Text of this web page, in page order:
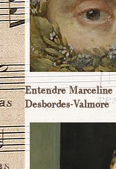
Entendre Marceline
Desbordes-Valmore